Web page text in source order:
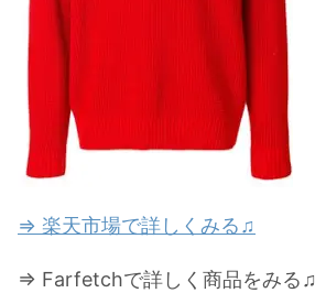
⇒ 楽天市場で詳しくみる♫
⇒ Farfetchで詳しく商品をみる♫